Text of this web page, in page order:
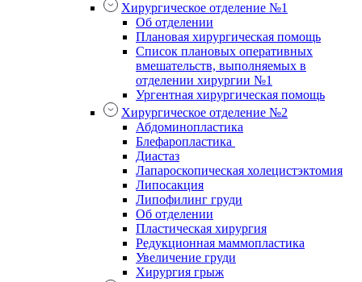
Хирургическое отделение №1
Об отделении
Плановая хирургическая помощь
Список плановых оперативных
вмешательств, выполняемых в
отделении хирургии №1
Ургентная хирургическая помощь
Хирургическое отделение №2
Абдоминопластика
Блефаропластика
Диастаз
Лапароскопическая холецистэктомия
Липосакция
Липофилинг груди
Об отделении
Пластическая хирургия
Редукционная маммопластика
Увеличение груди
Хирургия грыж